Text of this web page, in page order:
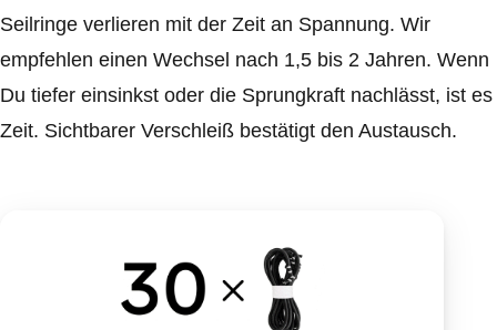
Seilringe verlieren mit der Zeit an Spannung. Wir
empfehlen einen Wechsel nach 1,5 bis 2 Jahren. Wenn
Du tiefer einsinkst oder die Sprungkraft nachlässt, ist es
Zeit. Sichtbarer Verschleiß bestätigt den Austausch.